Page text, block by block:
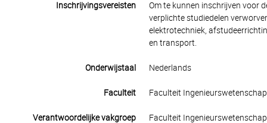
Inschrijvingsvereisten
Om te kunnen inschrijven voor
verplichte studiedelen
elektrotechniek,
en transport.
Onderwijstaal Nederlands
Faculteit Faculteit
Verantwoordelijke vakgroep Faculteit